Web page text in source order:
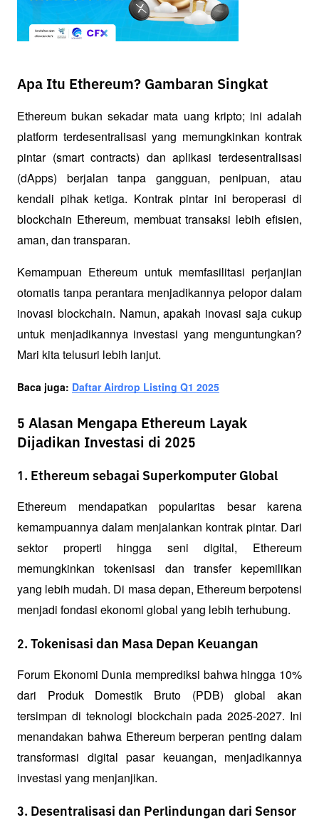
Apa Itu Ethereum? Gambaran Singkat
Ethereum bukan sekadar mata uang kripto; ini adalah
platform terdesentralisasi yang memungkinkan kontrak
pintar (smart contracts) dan aplikasi terdesentralisasi
(dApps) berjalan tanpa gangguan, penipuan, atau
kendali pihak ketiga. Kontrak pintar ini beroperasi di
blockchain Ethereum, membuat transaksi lebih efisien,
aman, dan transparan.
Kemampuan Ethereum untuk memfasilitasi perjanjian
otomatis tanpa perantara menjadikannya pelopor dalam
inovasi blockchain. Namun, apakah inovasi saja cukup
untuk menjadikannya investasi yang menguntungkan?
Mari kita telusuri lebih lanjut.
Baca juga: Daftar Airdrop Listing Q1 2025
5 Alasan Mengapa Ethereum Layak
Dijadikan Investasi di 2025
1. Ethereum sebagai Superkomputer Global
Ethereum mendapatkan popularitas besar karena
kemampuannya dalam menjalankan kontrak pintar. Dari
sektor properti hingga seni digital, Ethereum
memungkinkan tokenisasi dan transfer kepemilikan
yang lebih mudah. Di masa depan, Ethereum berpotensi
menjadi fondasi ekonomi global yang lebih terhubung.
2. Tokenisasi dan Masa Depan Keuangan
Forum Ekonomi Dunia memprediksi bahwa hingga 10%
dari Produk Domestik Bruto (PDB) global akan
tersimpan di teknologi blockchain pada 2025-2027. Ini
menandakan bahwa Ethereum berperan penting dalam
transformasi digital pasar keuangan, menjadikannya
investasi yang menjanjikan.
3. Desentralisasi dan Perlindungan dari Sensor